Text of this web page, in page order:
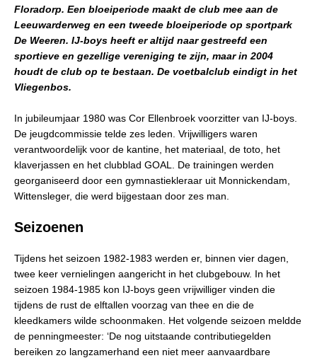
Floradorp. Een bloeiperiode maakt de club mee aan de
Leeuwarderweg en een tweede bloeiperiode op sportpark
De Weeren. IJ-boys heeft er altijd naar gestreefd een
sportieve en gezellige vereniging te zijn, maar in 2004
houdt de club op te bestaan. De voetbalclub eindigt in het
Vliegenbos.
In jubileumjaar 1980 was Cor Ellenbroek voorzitter van IJ-boys.
De jeugdcommissie telde zes leden. Vrijwilligers waren
verantwoordelijk voor de kantine, het materiaal, de toto, het
klaverjassen en het clubblad GOAL. De trainingen werden
georganiseerd door een gymnastiekleraar uit Monnickendam,
Wittensleger, die werd bijgestaan door zes man.
Seizoenen
Tijdens het seizoen 1982-1983 werden er, binnen vier dagen,
twee keer vernielingen aangericht in het clubgebouw. In het
seizoen 1984-1985 kon IJ-boys geen vrijwilliger vinden die
tijdens de rust de elftallen voorzag van thee en die de
kleedkamers wilde schoonmaken. Het volgende seizoen meldde
de penningmeester: ‘De nog uitstaande contributiegelden
bereiken zo langzamerhand een niet meer aanvaardbare